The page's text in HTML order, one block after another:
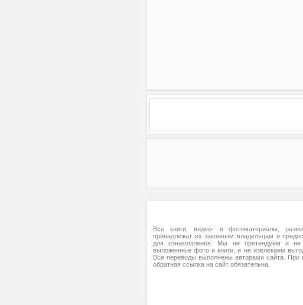
Все книги, видео- и фотоматериалы,
принадлежат их законным владельцам и
для ознакомления. Мы не претендуем и
выложенные фото и книги, и не извлекаем
Все переводы выполнены авторами сайта. При
обратная ссылка на сайт обязательна.